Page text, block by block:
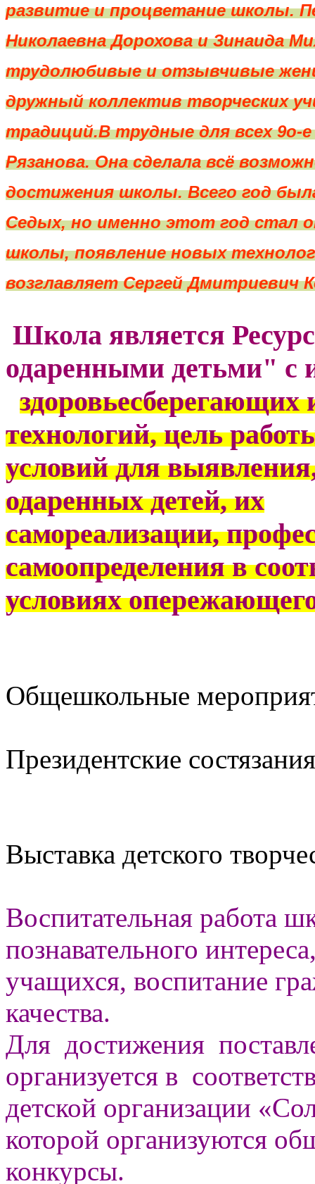
развитие и процветание школы.
Николаевна Дорохова и Зинаида
трудолюбивые и отзывчивые
дружный коллектив творческих
традиций.В трудные для всех 9о-
Рязанова. Она сделала всё
достижения школы. Всего год
Седых, но именно этот год стал
школы, появление новых
возглавляет Сергей Дмитриевич
Школа является
одаренными детьми" с
технологий,цель
условий для
одаренных детей, их
самореализации,
самоопределения в
условиях
Общешкольные
Президентские
Выставка детского
Воспитательная работа
познавательного
учащихся, воспитание
качества.
Для достижения
организуется в
детской организации
которой организуются
конкурсы.